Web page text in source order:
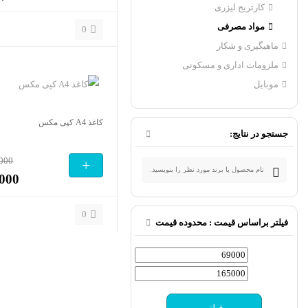
0
کاغذ A4 کپی مکس
0
+
کارتریج لیزری
مواد مصرفی
ماهیگیری و شکار
ملزومات اداری و مسکونی
موبایل
جستجو در نتایج:
فیلتر براساس قیمت : محدوده قیمت
حداقل
قیمت